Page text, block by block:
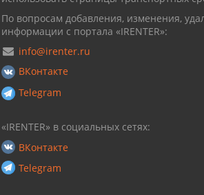
По вопросам добавления, изменения,
информации с портала «IRENTER»:
info@irenter.ru
ВКонтакте
Telegram
«IRENTER» в социальных сетях:
ВКонтакте
Telegram